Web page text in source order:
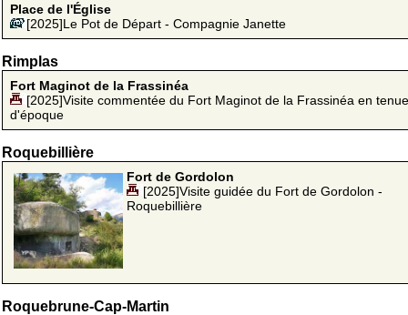
Place de l'Église
[2025]Le Pot de Départ - Compagnie Janette
Rimplas
Fort Maginot de la Frassinéa
[2025]Visite commentée du Fort Maginot de la Frassinéa en tenue
d'époque
Roquebillière
Fort de Gordolon
[2025]Visite guidée du Fort de Gordolon -
Roquebillière
Roquebrune-Cap-Martin